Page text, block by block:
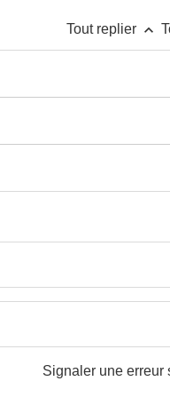
Tout replier keyboard_arrow_up
Signaler une erreur